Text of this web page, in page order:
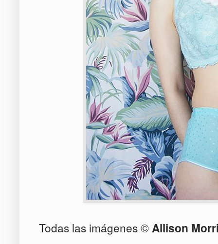
Todas las imágenes ©Allison